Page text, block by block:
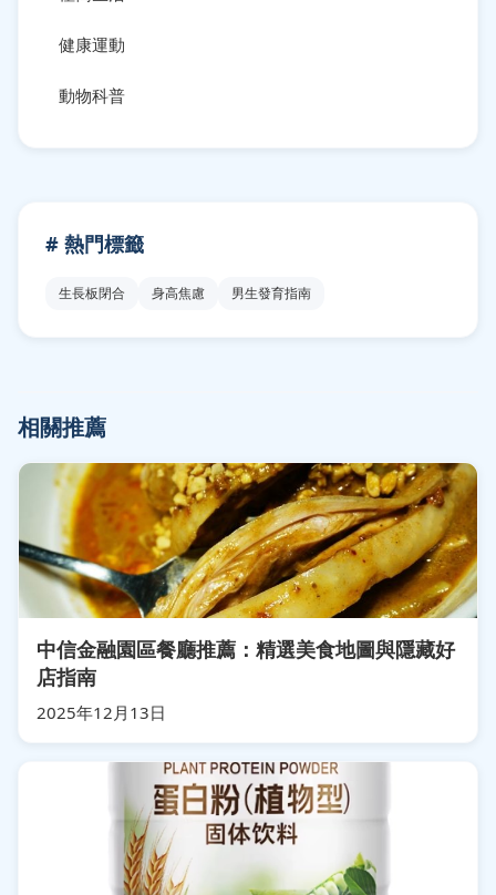
健康運動
動物科普
# 熱門標籤
生長板閉合 身高焦慮 男生發育指南
相關推薦
中信金融園區餐廳推薦：精選美食地圖與隱藏好
店指南
2025年12月13日